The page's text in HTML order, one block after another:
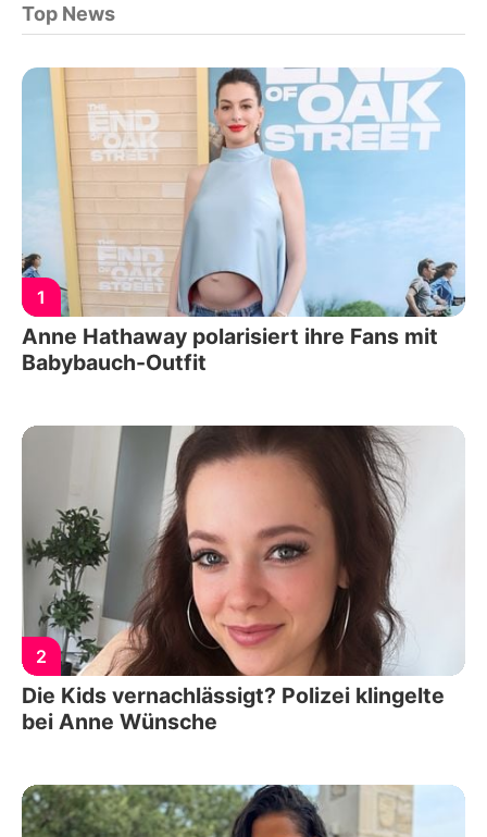
Top News
1
Anne Hathaway polarisiert ihre Fans mit
Babybauch-Outfit
2
Die Kids vernachlässigt? Polizei klingelte
bei Anne Wünsche